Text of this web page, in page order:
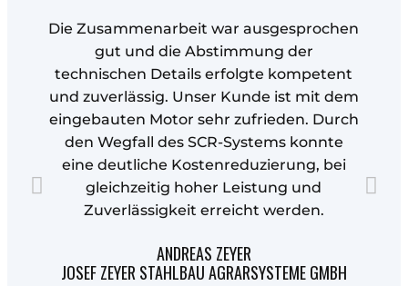
Die Zusammenarbeit war ausgesprochen
gut und die Abstimmung der
technischen Details erfolgte kompetent
und zuverlässig. Unser Kunde ist mit dem
eingebauten Motor sehr zufrieden. Durch
den Wegfall des SCR-Systems konnte
eine deutliche Kostenreduzierung, bei
gleichzeitig hoher Leistung und
Zuverlässigkeit erreicht werden.
ANDREAS ZEYER
JOSEF ZEYER STAHLBAU AGRARSYSTEME GMBH